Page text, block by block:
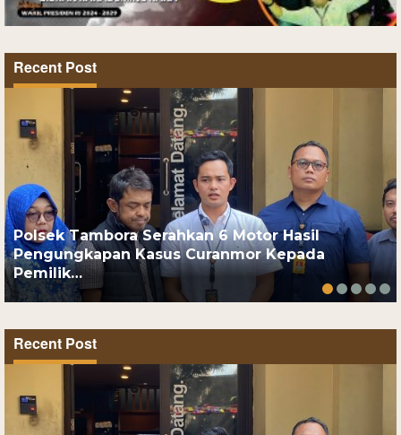
Recent Post
Polsek Tambora Serahkan 6 Motor Hasil
Pengungkapan Kasus Curanmor Kepada
Pemilik…
Recent Post